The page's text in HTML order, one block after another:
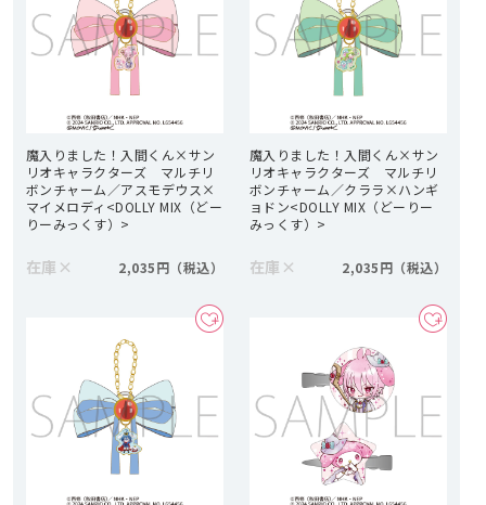
魔入りました！入間くん×サン
リオキャラクターズ マルチリ
ボンチャーム／アスモデウス×
マイメロディ<DOLLY MIX（どー
りーみっくす）>
在庫 × 2,035円
魔入りました！入間くん×サン
リオキャラクターズ マルチリ
ボンチャーム／クララ×ハンギ
ョドン<DOLLY MIX（どーりー
みっくす）>
在庫 × 2,035円